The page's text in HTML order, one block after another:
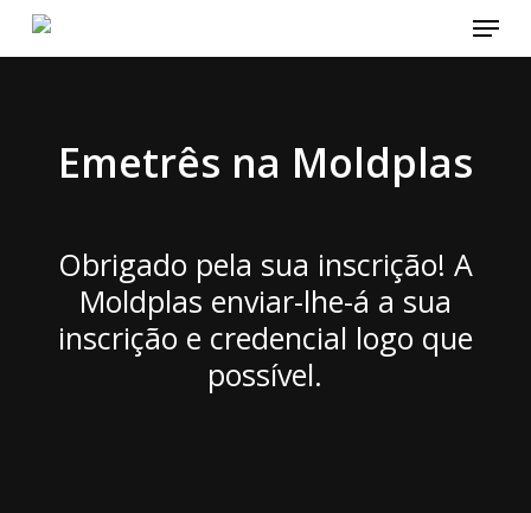
Menu
Emetrês na Moldplas
Obrigado pela sua inscrição! A
Moldplas enviar-lhe-á a sua
inscrição e credencial logo que
possível.